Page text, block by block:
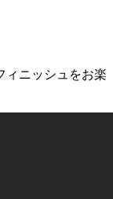
ィニッシュをお楽